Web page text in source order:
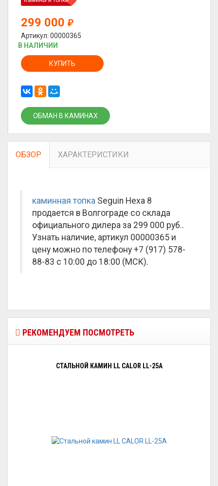
299 000 ₽
Артикул: 00000365
В НАЛИЧИИ
КУПИТЬ
ОБМАН В КАМИНАХ
ОБЗОР ХАРАКТЕРИСТИКИ
каминная топка Seguin Hexa 8
продается в Волгограде со склада
официального дилера за 299 000 руб..
Узнать наличие, артикул 00000365 и
цену можно по телефону +7 (917) 578-
88-83 с 10:00 до 18:00 (МСК).
РЕКОМЕНДУЕМ ПОСМОТРЕТЬ
СТАЛЬНОЙ КАМИН LL CALOR LL-25A